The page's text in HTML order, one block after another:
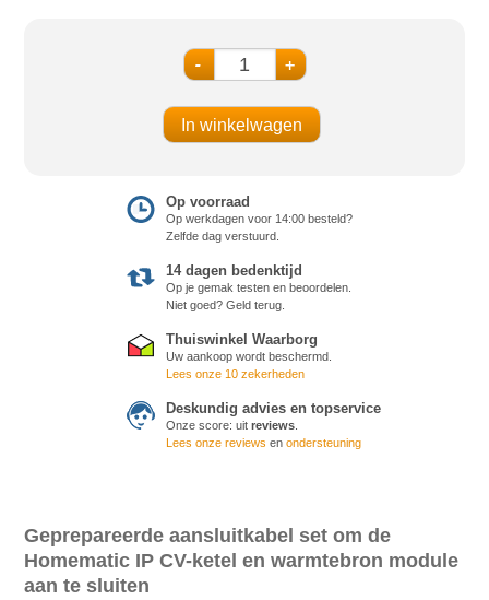
- +
Op voorraad
Op werkdagen voor 14:00 besteld?
Zelfde dag verstuurd.
14 dagen bedenktijd
Op je gemak testen en beoordelen.
Niet goed? Geld terug.
Thuiswinkel Waarborg
Uw aankoop wordt beschermd.
Lees onze 10 zekerheden
Deskundig advies en topservice
Onze score: uit reviews
Lees onze reviews en ondersteuning
Geprepareerde aansluitkabel set om de
Homematic IP CV-ketel en warmtebron module
aan te sluiten